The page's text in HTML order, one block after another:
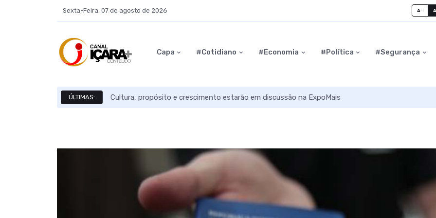
Sexta-Feira, 07 de agosto de 2026 A- A
Capa #Cotidiano #Economia #Política #Segurança
ÚLTIMAS: Cultura, propósito e crescimento estarão em discussão na ExpoMais